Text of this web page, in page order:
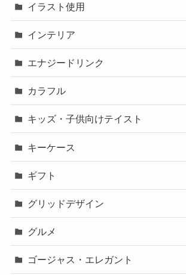
イラスト使用
インテリア
エナジードリンク
カラフル
キッズ・子供向けテイスト
キーケース
ギフト
グリッドデザイン
グルメ
ゴージャス・エレガント